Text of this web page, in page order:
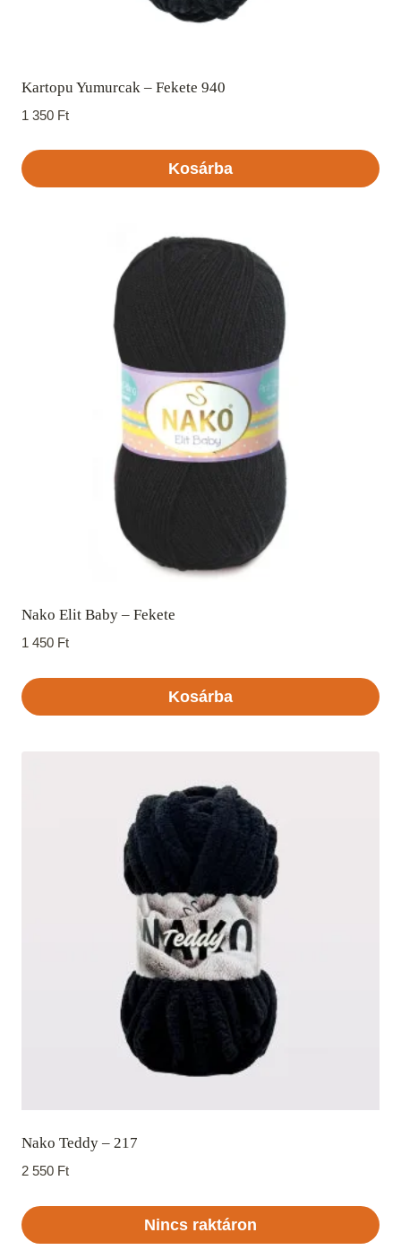
Kartopu Yumurcak – Fekete 940
1 350 Ft
Kosárba
Nako Elit Baby – Fekete
1 450 Ft
Kosárba
Nako Teddy – 217
2 550 Ft
Nincs raktáron